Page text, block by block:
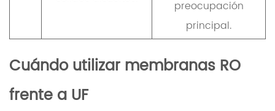
preocupación
principal.
Cuándo utilizar membranas RO
frente a UF